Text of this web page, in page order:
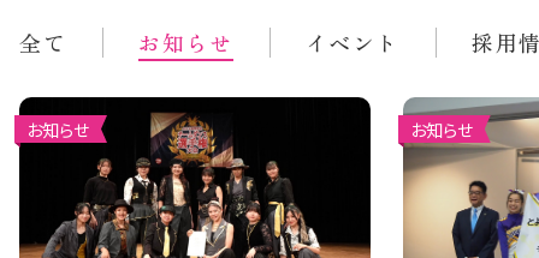
全て お知らせ イベント 採用
お知らせ お知らせ